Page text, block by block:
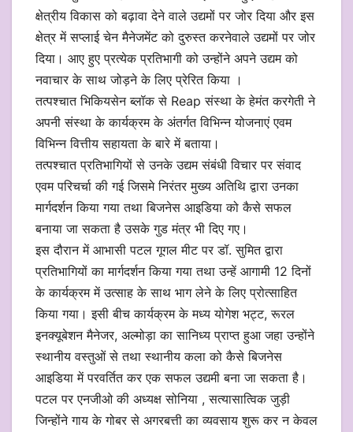
क्षेत्रीय विकास को बढ़ावा देने वाले उद्यमों पर जोर दिया और इस
क्षेत्र में सप्लाई चेन मैनेजमेंट को दुरुस्त करनेवाले उद्यमों पर जोर
दिया। आए हुए प्रत्येक प्रतिभागी को उन्होंने अपने उद्यम को
नवाचार के साथ जोड़ने के लिए प्रेरित किया ।
तत्पश्चात भिकियसेन ब्लॉक से Reap संस्था के हेमंत करगेती ने
अपनी संस्था के कार्यक्रम के अंतर्गत विभिन्न योजनाएं एवम
विभिन्न वित्तीय सहायता के बारे में बताया।
तत्पश्चात प्रतिभागियों से उनके उद्यम संबंधी विचार पर संवाद
एवम परिचर्चा की गई जिसमे निरंतर मुख्य अतिथि द्वारा उनका
मार्गदर्शन किया गया तथा बिजनेस आइडिया को कैसे सफल
बनाया जा सकता है उसके गुड मंत्र भी दिए गए।
इस दौरान में आभासी पटल गूगल मीट पर डॉ. सुमित द्वारा
प्रतिभागियों का मार्गदर्शन किया गया तथा उन्हें आगामी 12 दिनों
के कार्यक्रम में उत्साह के साथ भाग लेने के लिए प्रोत्साहित
किया गया। इसी बीच कार्यक्रम के मध्य योगेश भट्ट, रूरल
इनक्यूबेशन मैनेजर, अल्मोड़ा का सानिध्य प्राप्त हुआ जहा उन्होंने
स्थानीय वस्तुओं से तथा स्थानीय कला को कैसे बिजनेस
आइडिया में परवर्तित कर एक सफल उद्यमी बना जा सकता है।
पटल पर एनजीओ की अध्यक्ष सोनिया , सत्यासात्विक जुड़ी
जिन्होंने गाय के गोबर से अगरबत्ती का व्यवसाय शुरू कर न केवल